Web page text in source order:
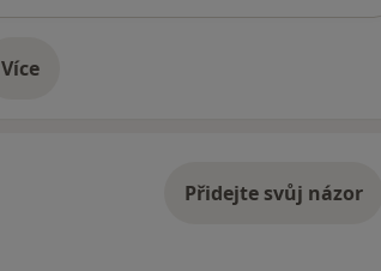
Víceo adrese
Přidejte svůj názor